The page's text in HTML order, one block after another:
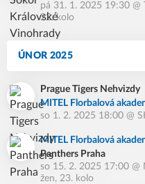
pá 31. 1. 2025 19:30 @
22. kolo
ÚNOR 2025
Prague Tigers Nehvizdy
MITEL Florbalová
so 1. 2. 2025 18:00 @
MITEL Florbalová
Panthers Praha
so 15. 2. 2025 17:00 @
žen, 23. kolo